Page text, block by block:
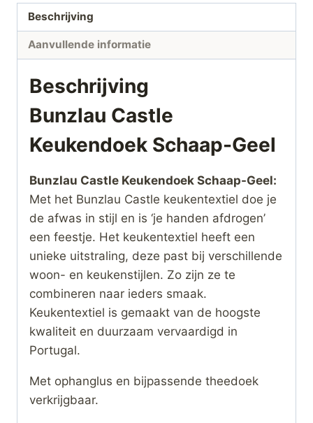
Beschrijving
Aanvullende informatie
Beschrijving
Bunzlau Castle
Keukendoek Schaap-Geel
Bunzlau Castle Keukendoek Schaap-Geel:
Met het Bunzlau Castle keukentextiel doe je
de afwas in stijl en is ‘je handen afdrogen’
een feestje. Het keukentextiel heeft een
unieke uitstraling, deze past bij verschillende
woon- en keukenstijlen. Zo zijn ze te
combineren naar ieders smaak.
Keukentextiel is gemaakt van de hoogste
kwaliteit en duurzaam vervaardigd in
Portugal.
Met ophanglus en bijpassende theedoek
verkrijgbaar.